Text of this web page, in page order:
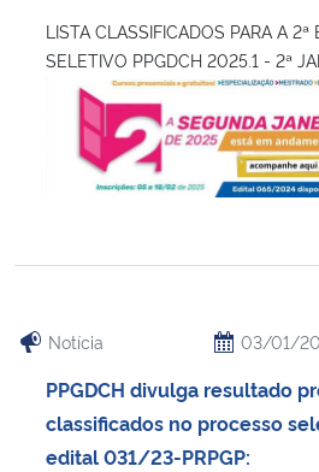
LISTA CLASSIFICADOS PARA A 2ª
SELETIVO PPGDCH 2025.1 - 2ª
Notícia 03/01/
PPGDCH divulga resultado
classificados no processo
edital 031/23-PRPGP: